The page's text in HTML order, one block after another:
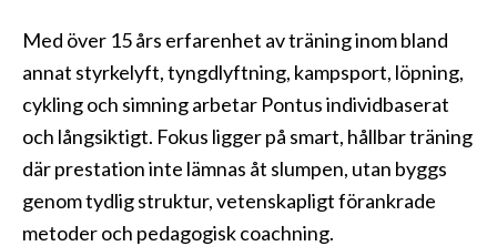
Med över 15 års erfarenhet av träning inom bland
annat styrkelyft, tyngdlyftning, kampsport, löpning,
cykling och simning arbetar Pontus individbaserat
och långsiktigt. Fokus ligger på smart, hållbar träning
där prestation inte lämnas åt slumpen, utan byggs
genom tydlig struktur, vetenskapligt förankrade
metoder och pedagogisk coachning.